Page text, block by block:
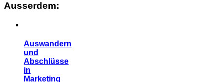
Ausserdem:
Auswandern
und
Abschlüsse
in
Marketing